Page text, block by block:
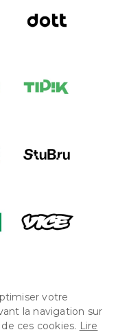
votre
la navigation sur
ces cookies. Lire